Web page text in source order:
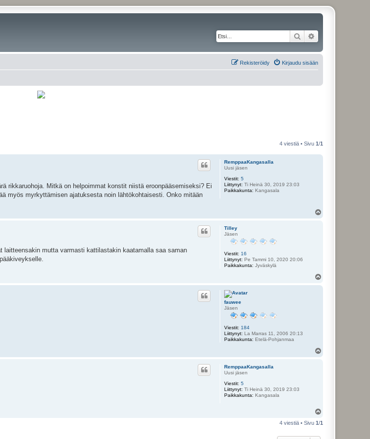
Etsi
Kirjaudu sisään
Rekisteröidy
4 viestiä • Sivu 1/1
RemppaaKangasalla
Uusi jäsen
Viestit: 5
Liittynyt: Ti Heinä 30, 2019 23:03
Paikkakunta: Kangasala
rikkaruohoja. Mitkä on helpoimmat konstit niistä eroonpääsemiseksi? Ei
myös myrkyttämisen ajatuksesta noin lähtökohtaisesti. Onko mitään
Tilley
Jäsen
Viestit: 16
Liittynyt: Pe Tammi 10, 2020 20:06
Paikkakunta: Jyväskylä
mutta varmasti kattilastakin kaatamalla saa saman
fauwee
Jäsen
Viestit: 184
Liittynyt: La Marras 11, 2006 20:13
Paikkakunta: Etelä-Pohjanmaa
RemppaaKangasalla
Uusi jäsen
Viestit: 5
Liittynyt: Ti Heinä 30, 2019 23:03
Paikkakunta: Kangasala
ö
4 viestiä • Sivu 1/1